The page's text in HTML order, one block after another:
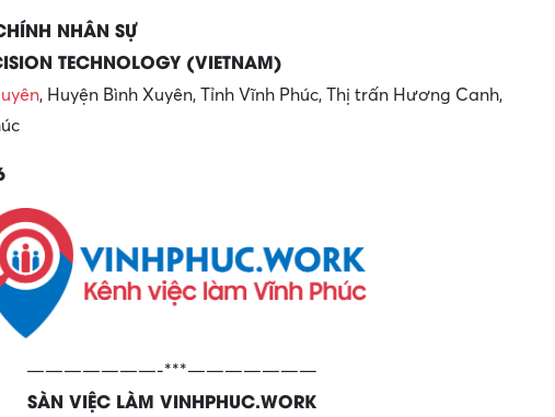
NHÂN SỰ
TECHNOLOGY (VIETNAM)
, Huyện Bình Xuyên, Tỉnh Vĩnh Phúc, Thị trấn Hương Canh,
———————-***———————
SÀN VIỆC LÀM VINHPHUC.WORK